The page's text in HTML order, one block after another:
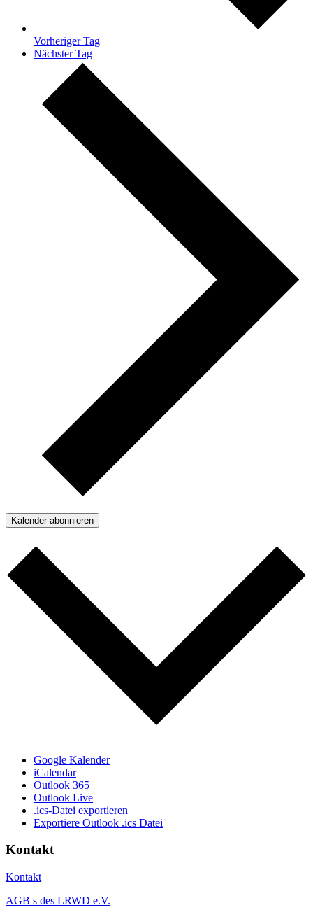
Vorheriger Tag
Nächster Tag
Kalender abonnieren
Google Kalender
iCalendar
Outlook 365
Outlook Live
.ics-Datei exportieren
Exportiere Outlook .ics Datei
Kontakt
Kontakt
AGB s des LRWD e.V.